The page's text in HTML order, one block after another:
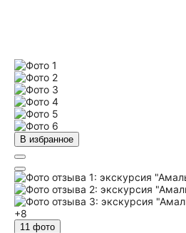
В избранное
+8
11 фото